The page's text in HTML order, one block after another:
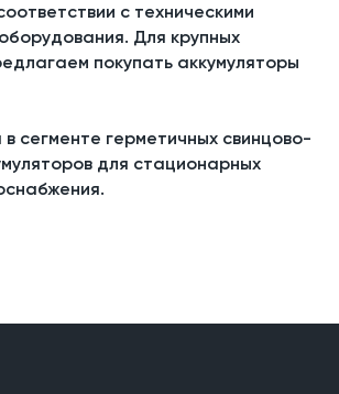
с техническими
Для крупных
покупать аккумуляторы
сегменте герметичных свинцово-
для стационарных